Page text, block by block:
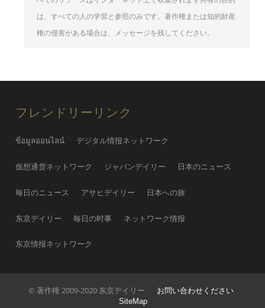
は、すべての人の学習と参照のみです。著作権または知的財産
権の侵害がある場合は、メッセージを残してください。
フレンドリーリンク
ข้อมูลออนไลน์ デジタル情报ネットワーク
仮想通货ネットワーク ジャパンデイリー 日本のニュース
毎日のニュース アサヒデイリー 日本への旅
东京デイリー 毎日の时事 ネットワーク情报
东京情报ネットワーク
© 著作権 2009-2020 东京デイリー
お問い合わせください
SiteMap